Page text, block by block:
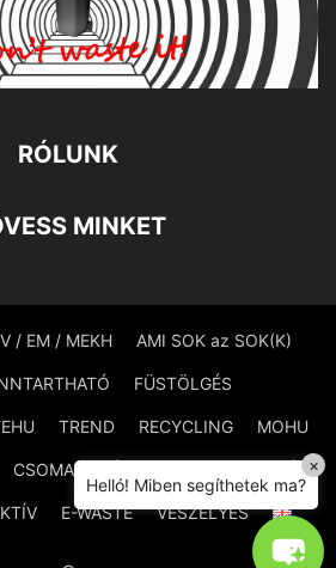
RÓLUNK
MINKET
/ EM / MEKH AMI SOK az SOK(K)
FÜSTÖLGÉS
TREND RECYCLING MOHU
CSOMAGOLÁSMENTES
E-WASTE VESZÉLYES
Helló! Miben segíthetek ma?
×